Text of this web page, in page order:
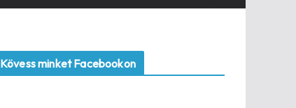
Kövess minket Facebookon